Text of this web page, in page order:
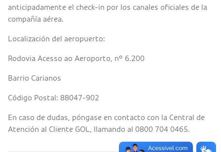
anticipadamente el check-in por los canales oficiales de la
compañía aérea.
Localización del aeropuerto:
Rodovia Acesso ao Aeroporto, nº 6.200
Barrio Carianos
Código Postal: 88047-902
En caso de dudas, póngase en contacto con la Central de
Atención al Cliente GOL, llamando al 0800 704 0465.